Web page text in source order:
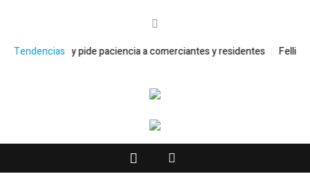
Tendencias
las “villas” y pide paciencia a comerciantes y residentes Fellito